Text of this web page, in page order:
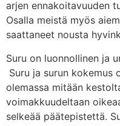
arjen ennakoitavuuden
Osalla meistä myös
saattaneet nousta
Suru on luonnollinen ja
Suru ja surun kokemus
olemassa mitään
voimakkuudeltaan
selkeää päätepistettä.